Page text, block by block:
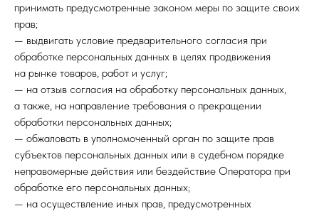
принимать предусмотренные законом меры по защите своих
прав;
— выдвигать условие предварительного согласия при
обработке персональных данных в целях продвижения
на рынке товаров, работ и услуг;
— на отзыв согласия на обработку персональных данных,
а также, на направление требования о прекращении
обработки персональных данных;
— обжаловать в уполномоченный орган по защите прав
субъектов персональных данных или в судебном порядке
неправомерные действия или бездействие Оператора при
обработке его персональных данных;
— на осуществление иных прав, предусмотренных